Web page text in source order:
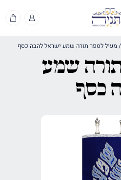
/ מעיל לספר תורה שמע ישראל להבה כסף
שמע
כסף